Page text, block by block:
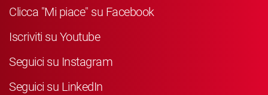
Clicca "Mi piace" su Facebook
Iscriviti su Youtube
Seguici su Instagram
Seguici su LinkedIn